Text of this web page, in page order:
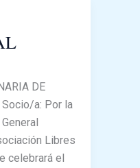
DE
a: Por la
Libres
celebrará el